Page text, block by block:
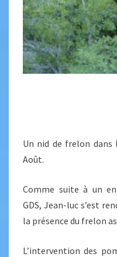
Un nid de frelon dans
Août.
Comme suite à un
GDS, Jean-luc s’est
la présence du frelon
L’intervention des